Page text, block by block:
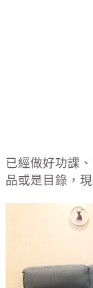
已經做好功課
品或是目錄，